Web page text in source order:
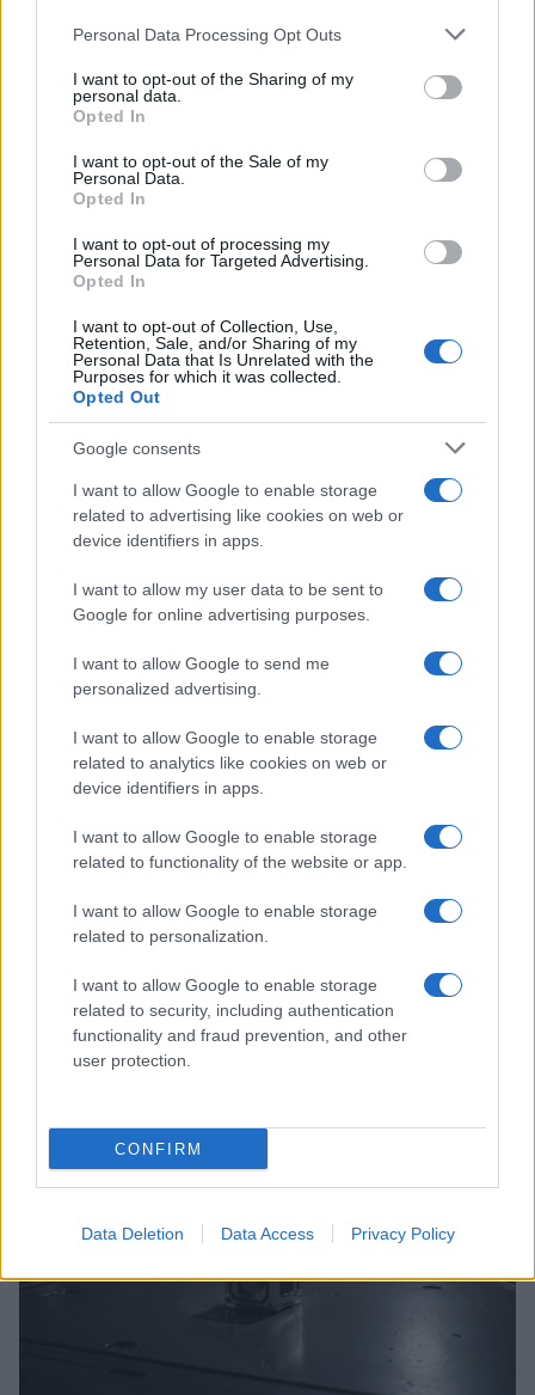
Please note that this website/app uses one or more Google
not limited to your visit or usage behaviour. You may click to
grant or deny consent to Google and its third-party tags to
use your data for below specified purposes in below Google
consent section.
Personal Data Processing Opt Outs
I want to opt-out of the Sharing of my
personal data.
Opted In
I want to opt-out of the Sale of my
Personal Data.
Opted In
I want to opt-out of processing my
Personal Data for Targeted Advertising.
Opted In
I want to opt-out of Collection, Use,
Retention, Sale, and/or Sharing of my
Personal Data that Is Unrelated with the
Purposes for which it was collected.
Opted Out
Google consents
I want to allow Google to enable storage
related to advertising like cookies on web or
device identifiers in apps.
I want to allow my user data to be sent to
Google for online advertising purposes.
I want to allow Google to send me
personalized advertising.
I want to allow Google to enable storage
related to analytics like cookies on web or
device identifiers in apps.
I want to allow Google to enable storage
related to functionality of the website or app.
I want to allow Google to enable storage
related to personalization.
I want to allow Google to enable storage
related to security, including authentication
functionality and fraud prevention, and other
user protection.
CONFIRM
Data Deletion Data Access Privacy Policy
Continua a leggere
FUTURE
Disarmo di Hamas e ritiro da Gaza: le tensioni tra
Israele e Trump
Edoardo Marchesi · 7 Ago 2026
Costruire carriere con fondi UE: competenze digitali,
green e deep tech
Andrea Innocenti · 5 Ago 2026